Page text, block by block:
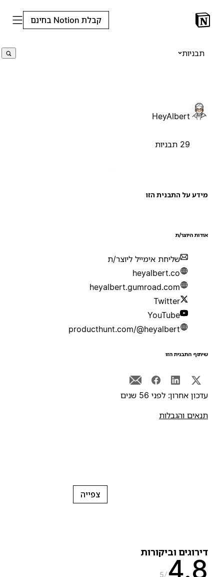
קבלת Notion בחינם
תבניות
HeyAlbert
על התבנית הזו
היוצר/ת
שליחת אימייל ליוצר/ת
heyalbert.co
heyalbert.gumroad.com
Twitter
YouTube
producthunt.com/@heyalbert
התבנית הזו
אחרון: לפני 56 שנים
והגבלות
צפייה
וביקורות
5